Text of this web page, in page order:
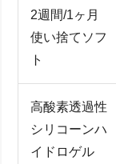
2週間/1ヶ月
使い捨てソフ
ト
高酸素透過性
シリコーンハ
イドロゲル